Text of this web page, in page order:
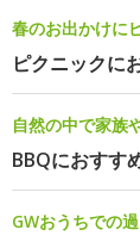
春のお出かけに
ピクニックに
自然の中で家族
BBQにおすす
GWおうちでの